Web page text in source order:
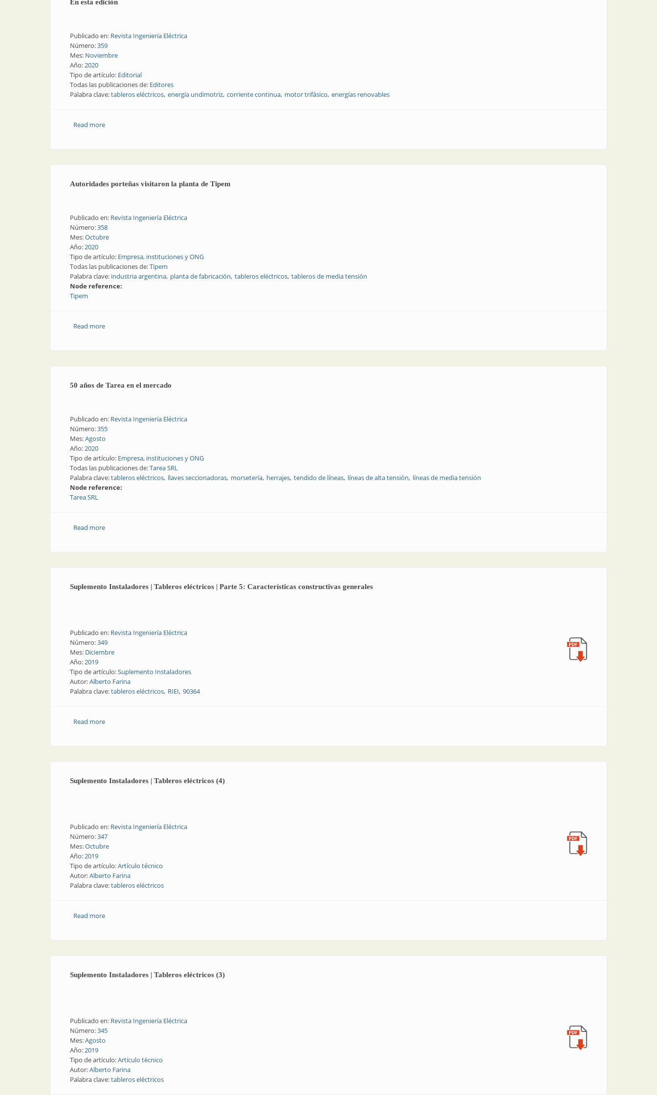
En esta edición
Publicado en: Revista Ingeniería Eléctrica
Número:359
Mes: Noviembre
Año:2020
Tipo de artículo: Editorial
Todas las publicaciones de: Editores
Palabra clave:tableros eléctricos energía undimotriz corriente continua motor trifásico energías renovables
Read moreabout En esta edición
Autoridades porteñas visitaron la planta de Tipem
Publicado en: Revista Ingeniería Eléctrica
Número:358
Mes:Octubre
Año:2020
Tipo de artículo: Empresa, instituciones y ONG
Todas las publicaciones de:Tipem
Palabra clave: industria argentina planta de fabricación tableros eléctricos tableros de media tensión
Node reference:
Tipem
Read moreabout Autoridades porteñas visitaron la planta de Tipem
50 años de Tarea en el mercado
Publicado en: Revista Ingeniería Eléctrica
Número:355
Mes:Agosto
Año:2020
Tipo de artículo: Empresa, instituciones y ONG
Todas las publicaciones de:Tarea SRL
Palabra clave:tableros eléctricos llaves seccionadoras morsetería herrajes tendido de líneas líneas de alta tensión líneas de media tensión
Node reference:
Tarea SRL
Read moreabout 50 años de Tarea en el mercado
Suplemento Instaladores | Tableros eléctricos | Parte 5: Características constructivas generales
Publicado en: Revista Ingeniería Eléctrica
Número:349
Mes: Diciembre
Año:2019
Tipo de artículo:Suplemento Instaladores
Autor:Alberto Farina
Palabra clave:tableros eléctricos RIEI 90364
Read moreabout Suplemento Instaladores | Tableros eléctricos | Parte 5: Características constructivas generales
Suplemento Instaladores | Tableros eléctricos (4)
Publicado en: Revista Ingeniería Eléctrica
Número:347
Mes:Octubre
Año:2019
Tipo de artículo:Artículo técnico
Autor:Alberto Farina
Palabra clave:tableros eléctricos
Read moreabout Suplemento Instaladores | Tableros eléctricos (4)
Suplemento Instaladores | Tableros eléctricos (3)
Publicado en: Revista Ingeniería Eléctrica
Número:345
Mes:Agosto
Año:2019
Tipo de artículo:Artículo técnico
Autor:Alberto Farina
Palabra clave:tableros eléctricos